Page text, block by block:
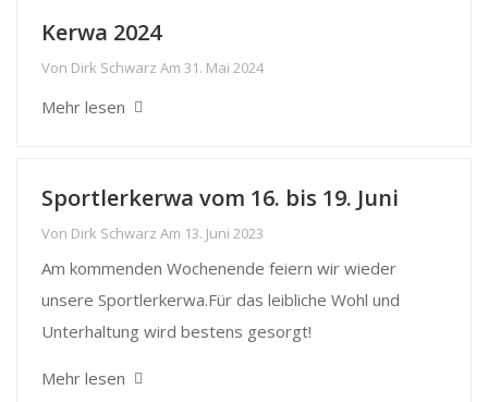
Kerwa 2024
Von Dirk Schwarz Am 31. Mai 2024
Mehr lesen
Sportlerkerwa vom 16. bis 19. Juni
Von Dirk Schwarz Am 13. Juni 2023
Am kommenden Wochenende feiern wir wieder
unsere Sportlerkerwa.Für das leibliche Wohl und
Unterhaltung wird bestens gesorgt!
Mehr lesen